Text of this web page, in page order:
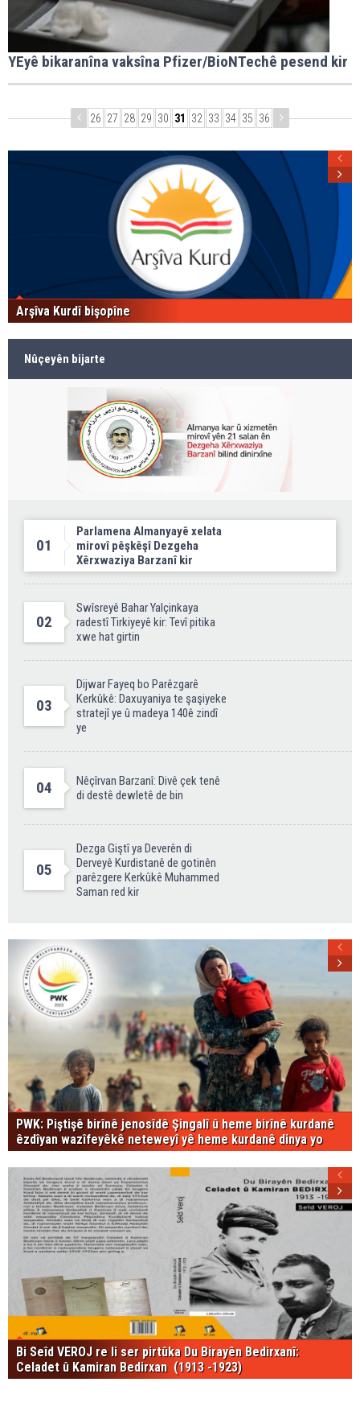
YEyê bikaranîna vaksîna Pfizer/BioNTechê pesend kir
26 27 28 29 30 31 32 33 34 35 36
Arşîva Kurdî bişopîne
Nûçeyên bijarte
01
Parlamena Almanyayê xelata
mirovî pêşkêşî Dezgeha
Xêrxwaziya Barzanî kir
02
Swîsreyê Bahar Yalçinkaya
radestî Tirkiyeyê kir: Tevî pitika
xwe hat girtin
03
Dijwar Fayeq bo Parêzgarê
Kerkûkê: Daxuyaniya te şaşiyeke
stratejî ye û madeya 140ê zindî
ye
04
Nêçîrvan Barzanî: Divê çek tenê
di destê dewletê de bin
05
Dezga Giştî ya Deverên di
Derveyê Kurdistanê de gotinên
parêzgere Kerkûkê Muhammed
Saman red kir
PWK: Piştişê birînê jenosîdê Şingalî û heme birînê kurdanê
êzdîyan wazîfeyêkê neteweyî yê heme kurdanê dinya yo
Bi Seîd VEROJ re li ser pirtûka Du Birayên Bedirxanî:
Celadet û Kamiran Bedirxan (1913 -1923)